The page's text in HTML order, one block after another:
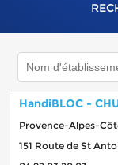
HandiBLOC -
Provence-Alpes-
151 Route de St